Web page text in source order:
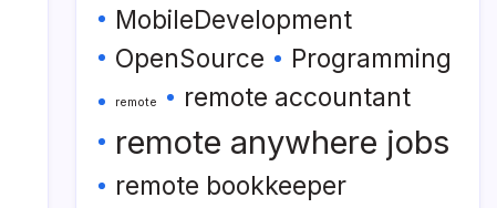
MobileDevelopment
OpenSource
Programming
remote remote accountant
remote anywhere jobs
remote bookkeeper